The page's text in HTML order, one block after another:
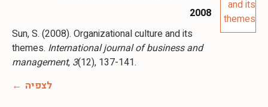
2008
Sun, S. (2008). Organizational culture and its
themes. International journal of business and
management, 3(12), 137-141.
לצפיה